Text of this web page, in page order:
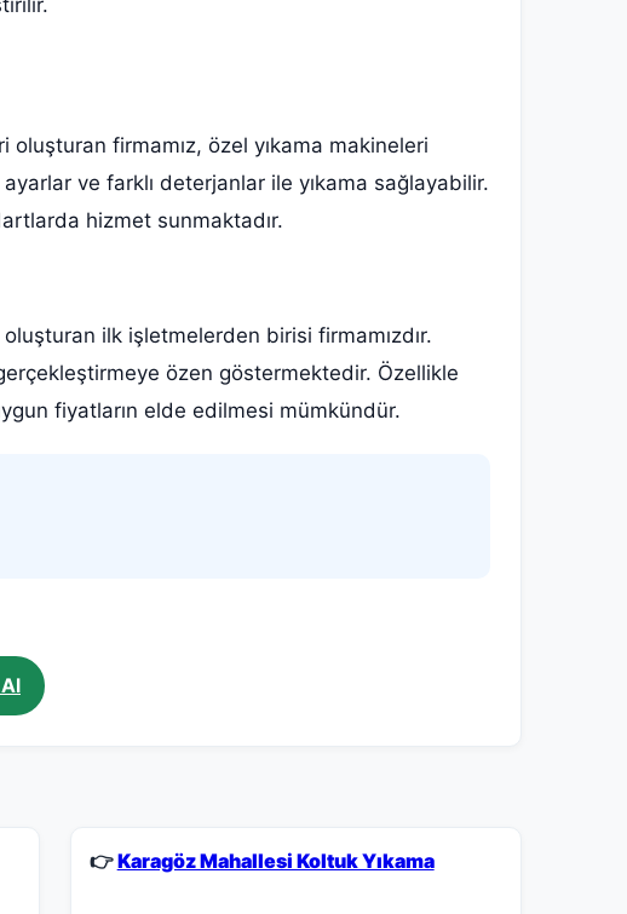
oluşturan firmamız, özel yıkama makineleri
ayarlar ve farklı deterjanlar ile yıkama sağlayabilir.
hizmet sunmaktadır.
ilk işletmelerden birisi firmamızdır.
özen göstermektedir. Özellikle
fiyatların elde edilmesi mümkündür.
👉Karagöz Mahallesi Koltuk Yıkama